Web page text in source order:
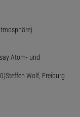
Atom- und
Wolf, Freiburg